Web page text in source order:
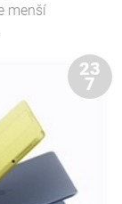
menší
23
7